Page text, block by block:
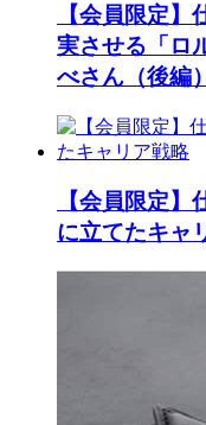
【会員限定
実させる「ロ
べさん（後編）
【会員限定
に立てたキャ